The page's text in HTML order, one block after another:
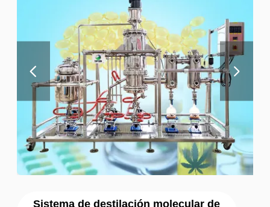
Sistema de destilación molecular de